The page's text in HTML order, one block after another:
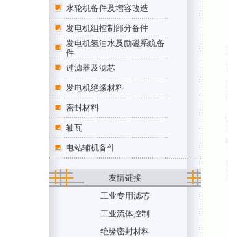
水轮机备件及增容改造
发电机组控制部分备件
发电机氢油水及励磁系统备
件
过滤器及滤芯
发电机绝缘材料
密封材料
轴瓦
电站辅机备件
友情链接
工业专用滤芯
工业流体控制
绝缘密封材料